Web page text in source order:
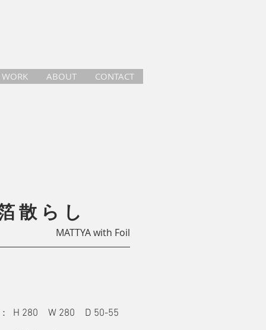
WORK ABOUT CONTACT
散らし
MATTYA with Foil
： H 280 W 280 D 50-55